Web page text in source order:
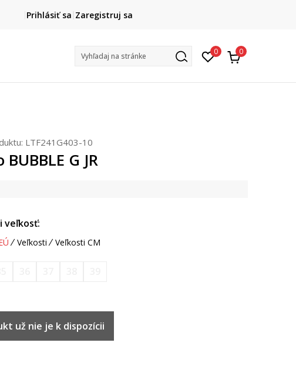
DOPRAVA ZADARMO
pri objednaní nad 80 € (neplatí pre Click&Collect)
Prihlásiť sa Zaregistruj sa
Vyhľadaj na stránke 0 0
LTF241G403-10
G JR
veľkosť:
Veľkosti Veľkosti CM
už nie je k dispozícii